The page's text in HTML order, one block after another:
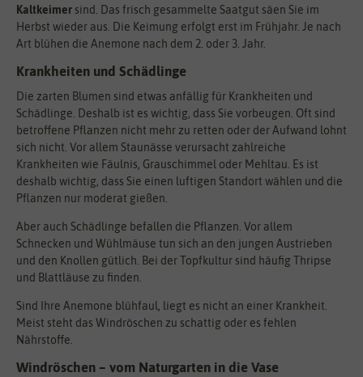
Kaltkeimer sind. Das frisch gesammelte Saatgut säen Sie im
Herbst wieder aus. Die Keimung erfolgt erst im Frühjahr. Je nach
Art blühen die Anemone nach dem 2. oder 3. Jahr.
Krankheiten und Schädlinge
Die zarten Blumen sind etwas anfällig für Krankheiten und
Schädlinge. Deshalb ist es wichtig, dass Sie vorbeugen. Oft sind
betroffene Pflanzen nicht mehr zu retten oder der Aufwand lohnt
sich nicht. Vor allem Staunässe verursacht zahlreiche
Krankheiten wie Fäulnis, Grauschimmel oder Mehltau. Es ist
deshalb wichtig, dass Sie einen luftigen Standort wählen und die
Pflanzen nur moderat gießen.
Aber auch Schädlinge befallen die Pflanzen. Vor allem
Schnecken und Wühlmäuse tun sich an den jungen Austrieben
und den Knollen gütlich. Bei der Topfkultur sind häufig Thripse
und Blattläuse zu finden.
Sind Ihre Anemone blühfaul, liegt es nicht an einer Krankheit.
Meist steht das Windröschen zu schattig oder es fehlen
Nährstoffe.
Windröschen – vom Naturgarten in die Vase